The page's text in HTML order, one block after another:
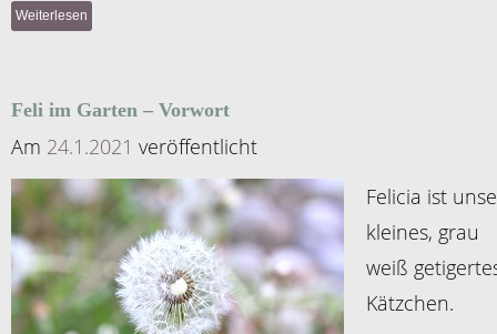
Weiterlesen
Feli im Garten – Vorwort
Am 24.1.2021 veröffentlicht
Felicia ist
kleines, grau
weiß
Kätzchen.